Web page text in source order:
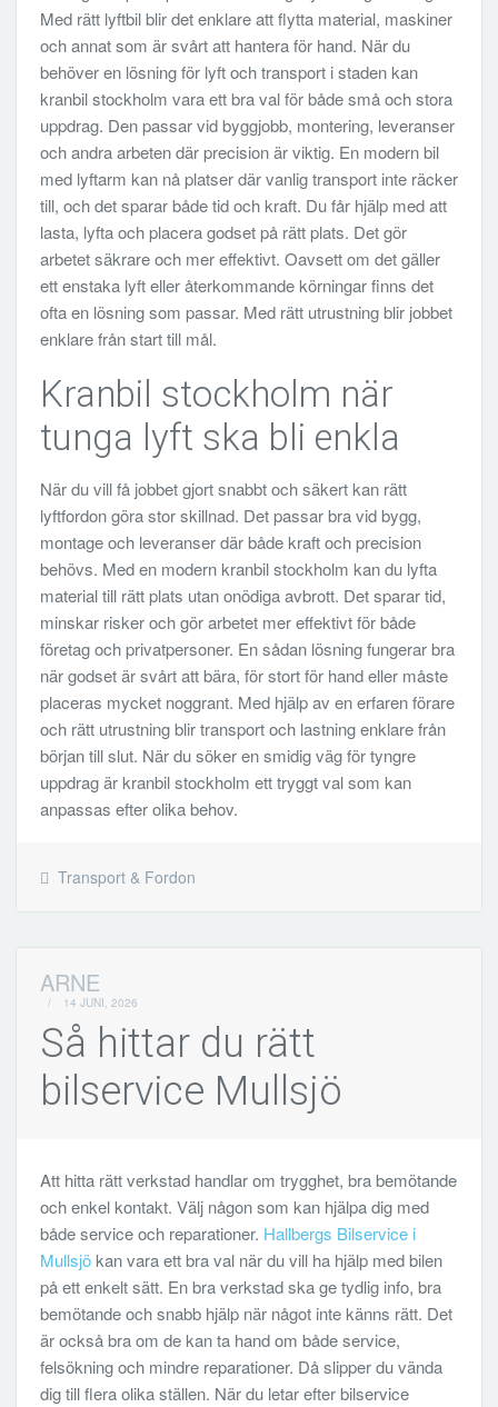
Med rätt lyftbil blir det enklare att flytta material, maskiner
och annat som är svårt att hantera för hand. När du
behöver en lösning för lyft och transport i staden kan
kranbil stockholm vara ett bra val för både små och stora
uppdrag. Den passar vid byggjobb, montering, leveranser
och andra arbeten där precision är viktig. En modern bil
med lyftarm kan nå platser där vanlig transport inte räcker
till, och det sparar både tid och kraft. Du får hjälp med att
lasta, lyfta och placera godset på rätt plats. Det gör
arbetet säkrare och mer effektivt. Oavsett om det gäller
ett enstaka lyft eller återkommande körningar finns det
ofta en lösning som passar. Med rätt utrustning blir jobbet
enklare från start till mål.
Kranbil stockholm när
tunga lyft ska bli enkla
När du vill få jobbet gjort snabbt och säkert kan rätt
lyftfordon göra stor skillnad. Det passar bra vid bygg,
montage och leveranser där både kraft och precision
behövs. Med en modern kranbil stockholm kan du lyfta
material till rätt plats utan onödiga avbrott. Det sparar tid,
minskar risker och gör arbetet mer effektivt för både
företag och privatpersoner. En sådan lösning fungerar bra
när godset är svårt att bära, för stort för hand eller måste
placeras mycket noggrant. Med hjälp av en erfaren förare
och rätt utrustning blir transport och lastning enklare från
början till slut. När du söker en smidig väg för tyngre
uppdrag är kranbil stockholm ett tryggt val som kan
anpassas efter olika behov.
Transport & Fordon
ARNE
/ 14 JUNI, 2026
Så hittar du rätt
bilservice Mullsjö
Att hitta rätt verkstad handlar om trygghet, bra bemötande
och enkel kontakt. Välj någon som kan hjälpa dig med
både service och reparationer. Hallbergs Bilservice i
Mullsjökan vara ett bra val när du vill ha hjälp med bilen
på ett enkelt sätt. En bra verkstad ska ge tydlig info, bra
bemötande och snabb hjälp när något inte känns rätt. Det
är också bra om de kan ta hand om både service,
felsökning och mindre reparationer. Då slipper du vända
dig till flera olika ställen. När du letar efter bilservice